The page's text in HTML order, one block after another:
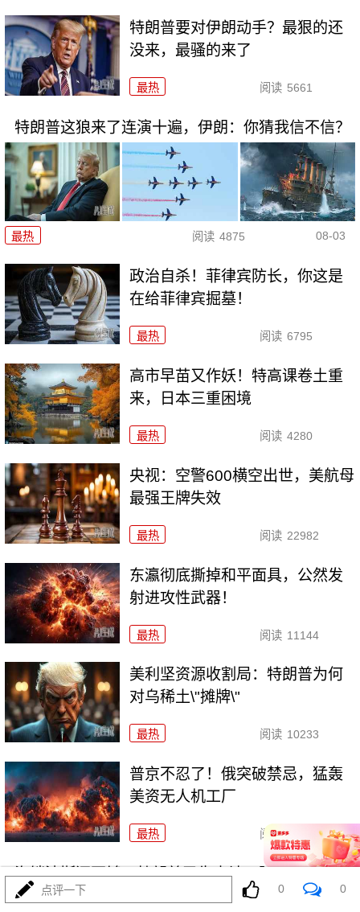
特朗普要对伊朗动手？最狠的还
没来，最骚的来了
最热 阅读 5661
特朗普这狼来了连演十遍，伊朗：你猜我信不信？
最热 阅读 4875 08-03
政治自杀！菲律宾防长，你这是
在给菲律宾掘墓！
最热 阅读 6795
高市早苗又作妖！特高课卷土重
来，日本三重困境
最热 阅读 4280
央视：空警600横空出世，美航母
最强王牌失效
最热 阅读 22982
东瀛彻底撕掉和平面具，公然发
射进攻性武器！
最热 阅读 11144
美利坚资源收割局：特朗普为何
对乌稀土\"摊牌\"
最热 阅读 10233
普京不忍了！俄突破禁忌，猛轰
美资无人机工厂
最热 阅读 8713
海锁波斯还不够，特朗普又生毒计，陆地也要封
点评一下 0 0